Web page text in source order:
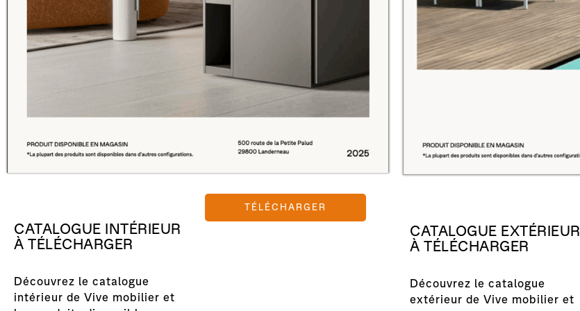
CATALOGUE INTÉRIEUR
À TÉLÉCHARGER
Découvrez le catalogue
intérieur de Vive mobilier et
TÉLÉCHARGER
CATALOGUE EXTÉRIEUR
À TÉLÉCHARGER
Découvrez le catalogue
extérieur de Vive mobilier et